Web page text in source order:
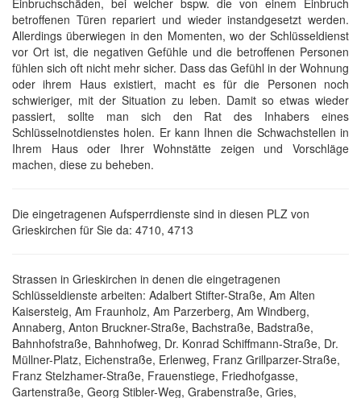
Einbruchschäden, bei welcher bspw. die von einem Einbruch
betroffenen Türen repariert und wieder instandgesetzt werden.
Allerdings überwiegen in den Momenten, wo der Schlüsseldienst
vor Ort ist, die negativen Gefühle und die betroffenen Personen
fühlen sich oft nicht mehr sicher. Dass das Gefühl in der Wohnung
oder ihrem Haus existiert, macht es für die Personen noch
schwieriger, mit der Situation zu leben. Damit so etwas wieder
passiert, sollte man sich den Rat des Inhabers eines
Schlüsselnotdienstes holen. Er kann Ihnen die Schwachstellen in
Ihrem Haus oder Ihrer Wohnstätte zeigen und Vorschläge
machen, diese zu beheben.
Die eingetragenen Aufsperrdienste sind in diesen PLZ von
Grieskirchen für Sie da: 4710, 4713
Strassen in Grieskirchen in denen die eingetragenen
Schlüsseldienste arbeiten: Adalbert Stifter-Straße, Am Alten
Kaisersteig, Am Fraunholz, Am Parzerberg, Am Windberg,
Annaberg, Anton Bruckner-Straße, Bachstraße, Badstraße,
Bahnhofstraße, Bahnhofweg, Dr. Konrad Schiffmann-Straße, Dr.
Müllner-Platz, Eichenstraße, Erlenweg, Franz Grillparzer-Straße,
Franz Stelzhamer-Straße, Frauenstiege, Friedhofgasse,
Gartenstraße, Georg Stibler-Weg, Grabenstraße, Gries,